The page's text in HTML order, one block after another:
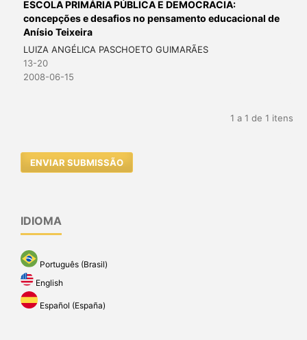
ESCOLA PRIMÁRIA PÚBLICA E DEMOCRACIA:
concepções e desafios no pensamento educacional de
Anísio Teixeira
LUIZA ANGÉLICA PASCHOETO GUIMARÃES
13-20
2008-06-15
1 a 1 de 1 itens
ENVIAR SUBMISSÃO
IDIOMA
Português (Brasil)
English
Español (España)